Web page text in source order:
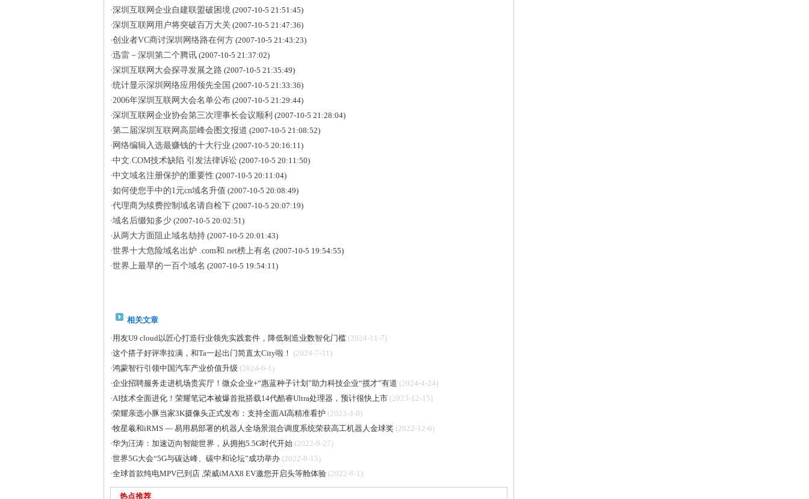
·深圳互联网企业自建联盟破困境 (2007-10-5 21:51:45)
·深圳互联网用户将突破百万大关 (2007-10-5 21:47:36)
·创业者VC商讨深圳网络路在何方 (2007-10-5 21:43:23)
·迅雷－深圳第二个腾讯 (2007-10-5 21:37:02)
·深圳互联网大会探寻发展之路 (2007-10-5 21:35:49)
·统计显示深圳网络应用领先全国 (2007-10-5 21:33:36)
·2006年深圳互联网大会名单公布 (2007-10-5 21:29:44)
·深圳互联网企业协会第三次理事长会议顺利 (2007-10-5 21:28:04)
·第二届深圳互联网高层峰会图文报道 (2007-10-5 21:08:52)
· 网络编辑入选最赚钱的十大行业 (2007-10-5 20:16:11)
·中文.COM技术缺陷 引发法律诉讼 (2007-10-5 20:11:50)
·中文域名注册保护的重要性 (2007-10-5 20:11:04)
·如何使您手中的1元cn域名升值 (2007-10-5 20:08:49)
·代理商为续费控制域名请自检下 (2007-10-5 20:07:19)
·域名后缀知多少 (2007-10-5 20:02:51)
·从两大方面阻止域名劫持 (2007-10-5 20:01:43)
·世界十大危险域名出炉 .com和.net榜上有名 (2007-10-5 19:54:55)
·世界上最早的一百个域名 (2007-10-5 19:54:11)
相关文章
·用友U9 cloud以匠心打造行业领先实践套件，降低制造业数智化门槛 (2024-11-7)
·这个搭子好评率拉满，和Ta一起出门简直太City啦！ (2024-7-31)
·鸿蒙智行引领中国汽车产业价值升级 (2024-6-1)
·企业招聘服务走进机场贵宾厅！微众企业+“惠蓝种子计划”助力科技企业“揽才”有道 (2024-4-24)
·AI技术全面进化！荣耀笔记本被爆首批搭载14代酷睿Ultra处理器，预计很快上市 (2023-12-15)
·荣耀亲选小豚当家3K摄像头正式发布：支持全面AI高精准看护 (2023-3-8)
·牧星羲和iRMS — 易用易部署的机器人全场景混合调度系统荣获高工机器人金球奖 (2022-12-6)
·华为汪涛：加速迈向智能世界，从拥抱5.5G时代开始 (2022-9-27)
·世界5G大会“5G与碳达峰、碳中和论坛”成功举办 (2022-8-15)
·全球首款纯电MPV已到店 ,荣威iMAX8 EV邀您开启头等舱体验 (2022-8-1)
热点推荐